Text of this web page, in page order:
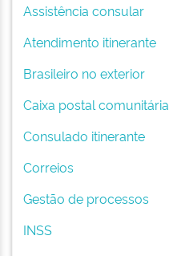
Assistência consular
Atendimento itinerante
Brasileiro no exterior
Caixa postal comunitária
Consulado itinerante
Correios
Gestão de processos
INSS